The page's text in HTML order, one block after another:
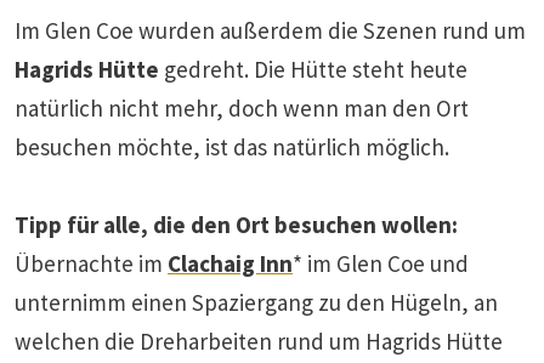
Im Glen Coe wurden außerdem die Szenen rund um
Hagrids Hütte gedreht. Die Hütte steht heute
natürlich nicht mehr, doch wenn man den Ort
besuchen möchte, ist das natürlich möglich.
Tipp für alle, die den Ort besuchen wollen:
Übernachte im Clachaig Inn* im Glen Coe und
unternimm einen Spaziergang zu den Hügeln, an
welchen die Dreharbeiten rund um Hagrids Hütte